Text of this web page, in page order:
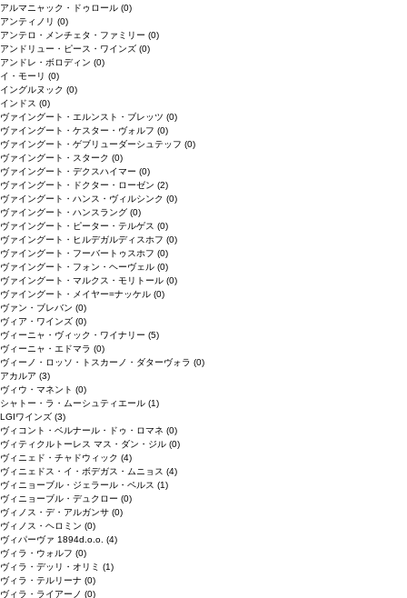
アルマニャック・ドゥロール (0)
アンティノリ (0)
アンテロ・メンチェタ・ファミリー (0)
アンドリュー・ピース・ワインズ (0)
アンドレ・ボロディン (0)
イ・モーリ (0)
イングルヌック (0)
インドス (0)
ヴァイングート・エルンスト・ブレッツ (0)
ヴァイングート・ケスター・ヴォルフ (0)
ヴァイングート・ゲブリューダーシュテッフ (0)
ヴァイングート・スターク (0)
ヴァイングート・デクスハイマー (0)
ヴァイングート・ドクター・ローゼン (2)
ヴァイングート・ハンス・ヴィルシンク (0)
ヴァイングート・ハンスラング (0)
ヴァイングート・ピーター・テルゲス (0)
ヴァイングート・ヒルデガルディスホフ (0)
ヴァイングート・フーバートゥスホフ (0)
ヴァイングート・フォン・ヘーヴェル (0)
ヴァイングート・マルクス・モリトール (0)
ヴァイングート・メイヤー=ナッケル (0)
ヴァン・ブレバン (0)
ヴィア・ワインズ (0)
ヴィーニャ・ヴィック・ワイナリー (5)
ヴィーニャ・エドマラ (0)
ヴィーノ・ロッソ・トスカーノ・ダターヴォラ (0)
アカルア (3)
ヴィウ・マネント (0)
シャトー・ラ・ムーシュティエール (1)
LGIワインズ (3)
ヴィコント・ベルナール・ドゥ・ロマネ (0)
ヴィティクルトーレス マス・ダン・ジル (0)
ヴィニェド・チャドウィック (4)
ヴィニェドス・イ・ボデガス・ムニョス (4)
ヴィニョーブル・ジェラール・ペルス (1)
ヴィニョーブル・デュクロー (0)
ヴィノス・デ・アルガンサ (0)
ヴィノス・ヘロミン (0)
ヴィパーヴァ 1894d.o.o. (4)
ヴィラ・ウォルフ (0)
ヴィラ・デッリ・オリミ (1)
ヴィラ・テルリーナ (0)
ヴィラ・ライアーノ (0)